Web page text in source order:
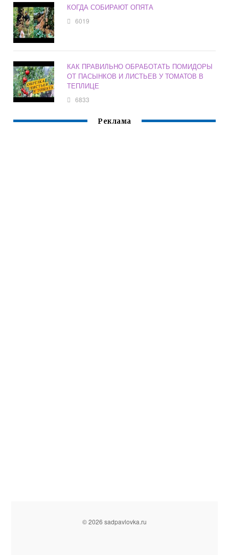
КОГДА СОБИРАЮТ ОПЯТА
6019
КАК ПРАВИЛЬНО ОБРАБОТАТЬ ПОМИДОРЫ
ОТ ПАСЫНКОВ И ЛИСТЬЕВ У ТОМАТОВ В
ТЕПЛИЦЕ
6833
Реклама
© 2026 sadpavlovka.ru